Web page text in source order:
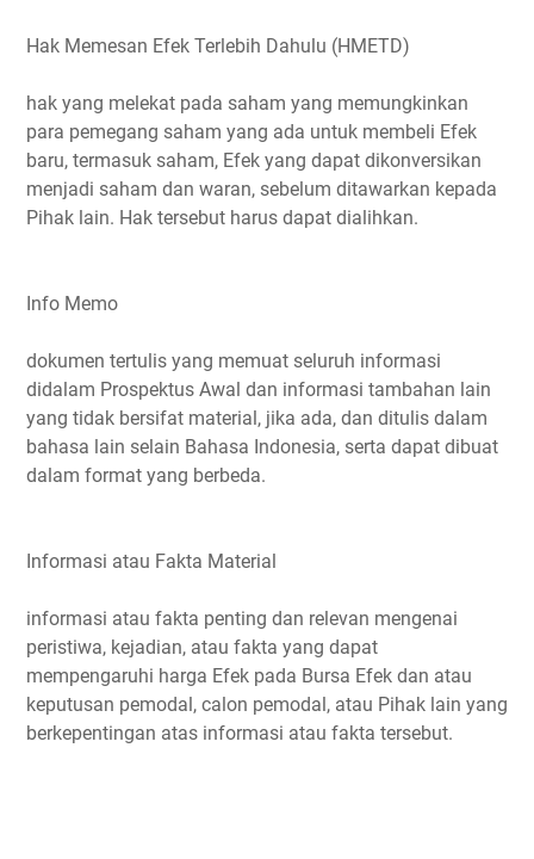
Hak Memesan Efek Terlebih Dahulu (HMETD)
hak yang melekat pada saham yang memungkinkan
para pemegang saham yang ada untuk membeli Efek
baru, termasuk saham, Efek yang dapat dikonversikan
menjadi saham dan waran, sebelum ditawarkan kepada
Pihak lain. Hak tersebut harus dapat dialihkan.
Info Memo
dokumen tertulis yang memuat seluruh informasi
didalam Prospektus Awal dan informasi tambahan lain
yang tidak bersifat material, jika ada, dan ditulis dalam
bahasa lain selain Bahasa Indonesia, serta dapat dibuat
dalam format yang berbeda.
Informasi atau Fakta Material
informasi atau fakta penting dan relevan mengenai
peristiwa, kejadian, atau fakta yang dapat
mempengaruhi harga Efek pada Bursa Efek dan atau
keputusan pemodal, calon pemodal, atau Pihak lain yang
berkepentingan atas informasi atau fakta tersebut.